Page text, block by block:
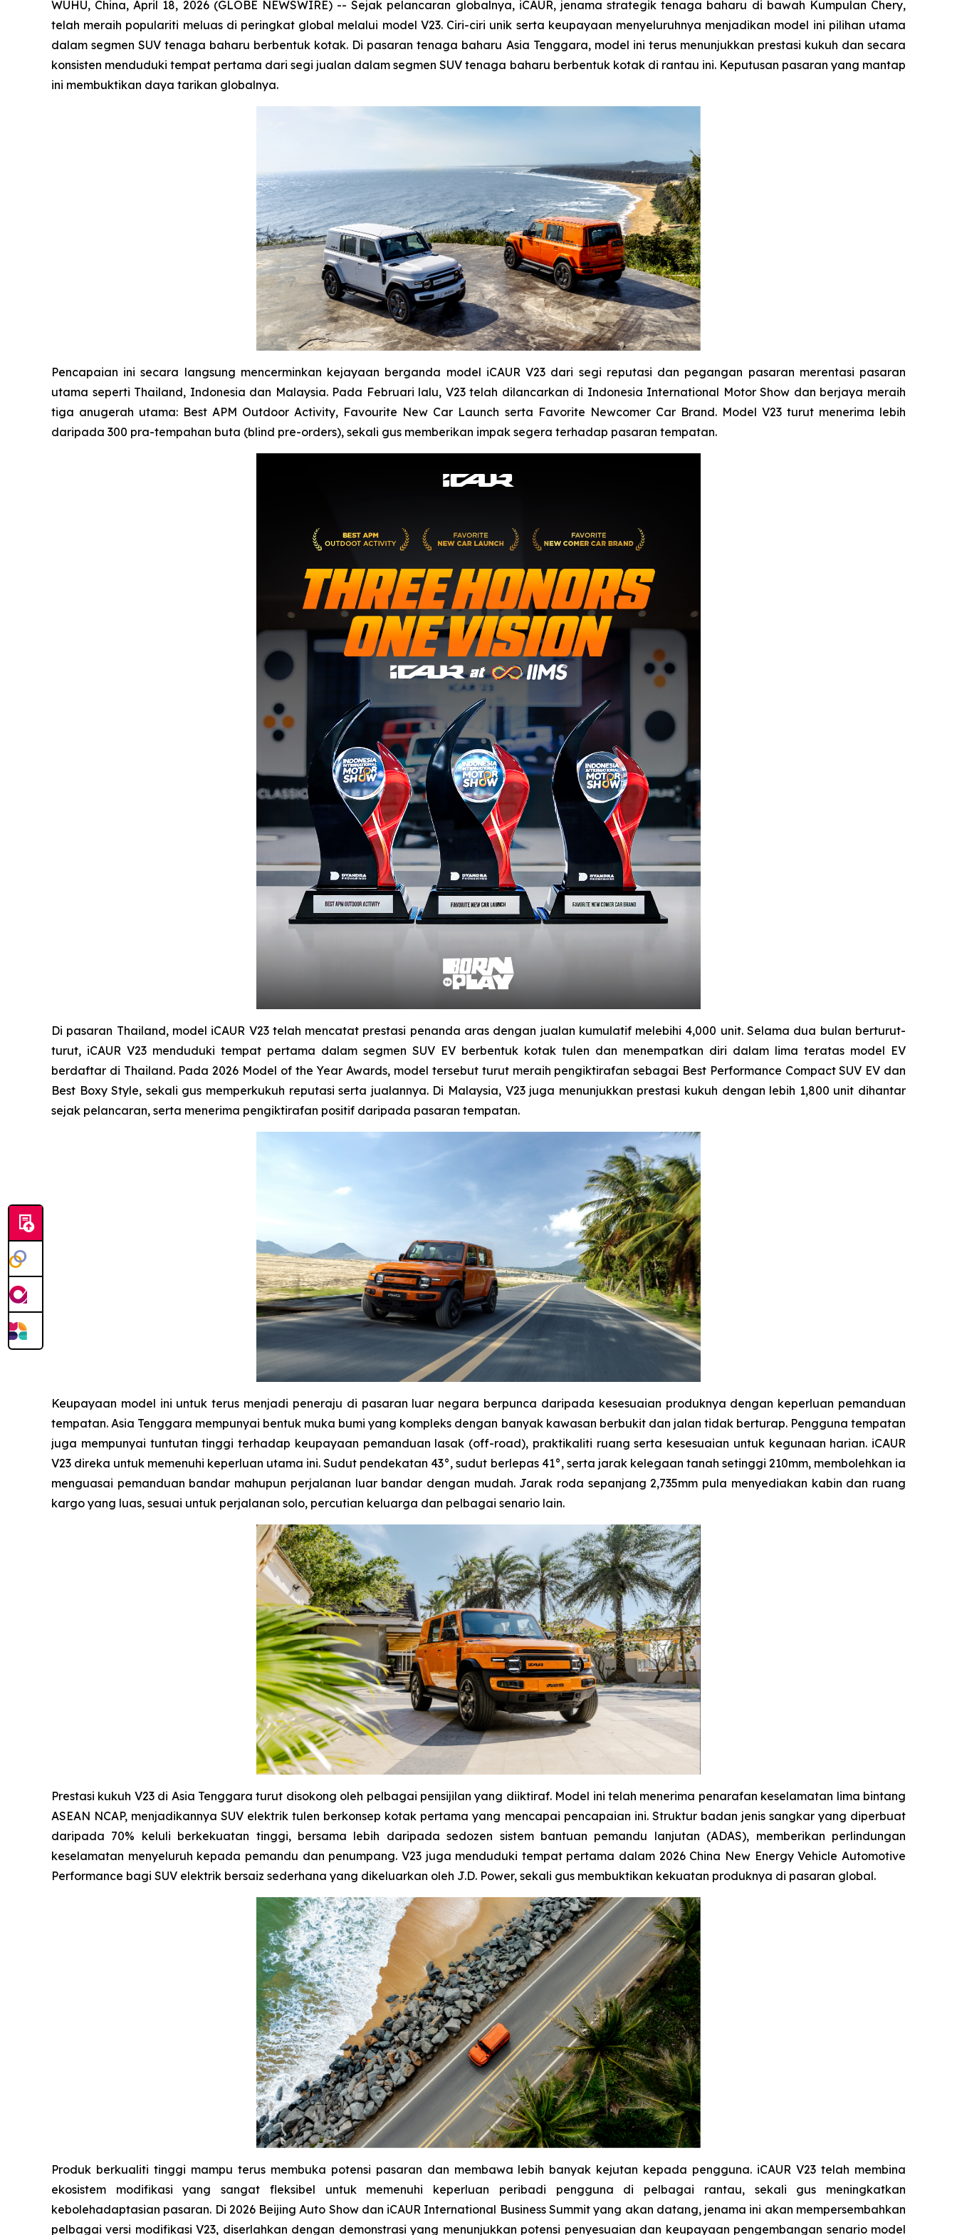
WUHU, China, April 18, 2026 (GLOBE NEWSWIRE) -- Sejak pelancaran globalnya, iCAUR, jenama strategik tenaga baharu di bawah Kumpulan Chery,
telah meraih populariti meluas di peringkat global melalui model V23. Ciri-ciri unik serta keupayaan menyeluruhnya menjadikan model ini pilihan utama
dalam segmen SUV tenaga baharu berbentuk kotak. Di pasaran tenaga baharu Asia Tenggara, model ini terus menunjukkan prestasi kukuh dan secara
konsisten menduduki tempat pertama dari segi jualan dalam segmen SUV tenaga baharu berbentuk kotak di rantau ini. Keputusan pasaran yang mantap
ini membuktikan daya tarikan globalnya.
Pencapaian ini secara langsung mencerminkan kejayaan berganda model iCAUR V23 dari segi reputasi dan pegangan pasaran merentasi pasaran
utama seperti Thailand, Indonesia dan Malaysia. Pada Februari lalu, V23 telah dilancarkan di Indonesia International Motor Show dan berjaya meraih
tiga anugerah utama: Best APM Outdoor Activity, Favourite New Car Launch serta Favorite Newcomer Car Brand. Model V23 turut menerima lebih
daripada 300 pra-tempahan buta (blind pre-orders), sekali gus memberikan impak segera terhadap pasaran tempatan.
Di pasaran Thailand, model iCAUR V23 telah mencatat prestasi penanda aras dengan jualan kumulatif melebihi 4,000 unit. Selama dua bulan berturut-
turut, iCAUR V23 menduduki tempat pertama dalam segmen SUV EV berbentuk kotak tulen dan menempatkan diri dalam lima teratas model EV
berdaftar di Thailand. Pada 2026 Model of the Year Awards, model tersebut turut meraih pengiktirafan sebagai Best Performance Compact SUV EV dan
Best Boxy Style, sekali gus memperkukuh reputasi serta jualannya. Di Malaysia, V23 juga menunjukkan prestasi kukuh dengan lebih 1,800 unit dihantar
sejak pelancaran, serta menerima pengiktirafan positif daripada pasaran tempatan.
Keupayaan model ini untuk terus menjadi peneraju di pasaran luar negara berpunca daripada kesesuaian produknya dengan keperluan pemanduan
tempatan. Asia Tenggara mempunyai bentuk muka bumi yang kompleks dengan banyak kawasan berbukit dan jalan tidak berturap. Pengguna tempatan
juga mempunyai tuntutan tinggi terhadap keupayaan pemanduan lasak (off-road), praktikaliti ruang serta kesesuaian untuk kegunaan harian. iCAUR
V23 direka untuk memenuhi keperluan utama ini. Sudut pendekatan 43°, sudut berlepas 41°, serta jarak kelegaan tanah setinggi 210mm, membolehkan ia
menguasai pemanduan bandar mahupun perjalanan luar bandar dengan mudah. Jarak roda sepanjang 2,735mm pula menyediakan kabin dan ruang
kargo yang luas, sesuai untuk perjalanan solo, percutian keluarga dan pelbagai senario lain.
Prestasi kukuh V23 di Asia Tenggara turut disokong oleh pelbagai pensijilan yang diiktiraf. Model ini telah menerima penarafan keselamatan lima bintang
ASEAN NCAP, menjadikannya SUV elektrik tulen berkonsep kotak pertama yang mencapai pencapaian ini. Struktur badan jenis sangkar yang diperbuat
daripada 70% keluli berkekuatan tinggi, bersama lebih daripada sedozen sistem bantuan pemandu lanjutan (ADAS), memberikan perlindungan
keselamatan menyeluruh kepada pemandu dan penumpang. V23 juga menduduki tempat pertama dalam 2026 China New Energy Vehicle Automotive
Performance bagi SUV elektrik bersaiz sederhana yang dikeluarkan oleh J.D. Power, sekali gus membuktikan kekuatan produknya di pasaran global.
Produk berkualiti tinggi mampu terus membuka potensi pasaran dan membawa lebih banyak kejutan kepada pengguna. iCAUR V23 telah membina
ekosistem modifikasi yang sangat fleksibel untuk memenuhi keperluan peribadi pengguna di pelbagai rantau, sekali gus meningkatkan
kebolehadaptasian pasaran. Di 2026 Beijing Auto Show dan iCAUR International Business Summit yang akan datang, jenama ini akan mempersembahkan
pelbagai versi modifikasi V23, diserlahkan dengan demonstrasi yang menunjukkan potensi penyesuaian dan keupayaan pengembangan senario model